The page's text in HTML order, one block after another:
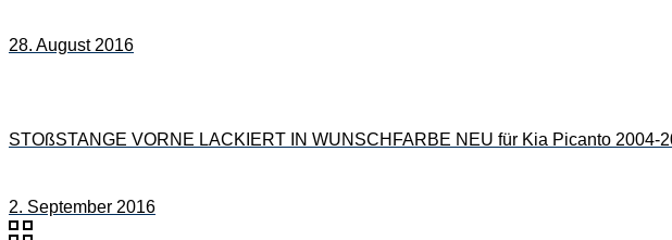
28. August 2016
STOßSTANGE VORNE LACKIERT IN WUNSCHFARBE NEU für Kia Picanto 2004-
2. September 2016